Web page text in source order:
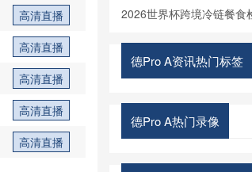
高清直播
高清直播
高清直播
高清直播
高清直播
北美世界杯前景”
2026世界杯跨境冷链餐食
德Pro A资讯热门标签
德Pro A热门录像